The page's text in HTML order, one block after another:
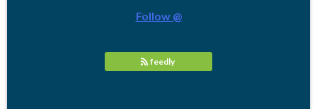
Follow @
feedly